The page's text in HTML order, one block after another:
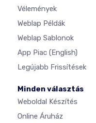
Vélemények
Weblap Példák
Weblap Sablonok
App Piac (English)
Legújabb Frissítések
Minden választás
Weboldal Készítés
Online Áruház